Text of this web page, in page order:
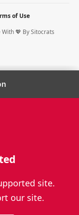
💖 BySitocrats
of Use
site.
our site.